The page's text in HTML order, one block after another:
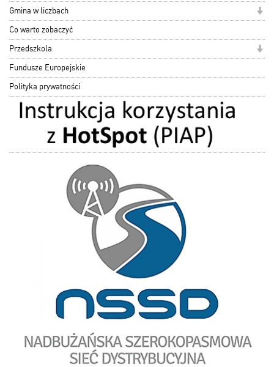
Gmina w liczbach
Co warto zobaczyć
Przedszkola
Fundusze Europejskie
Polityka prywatności